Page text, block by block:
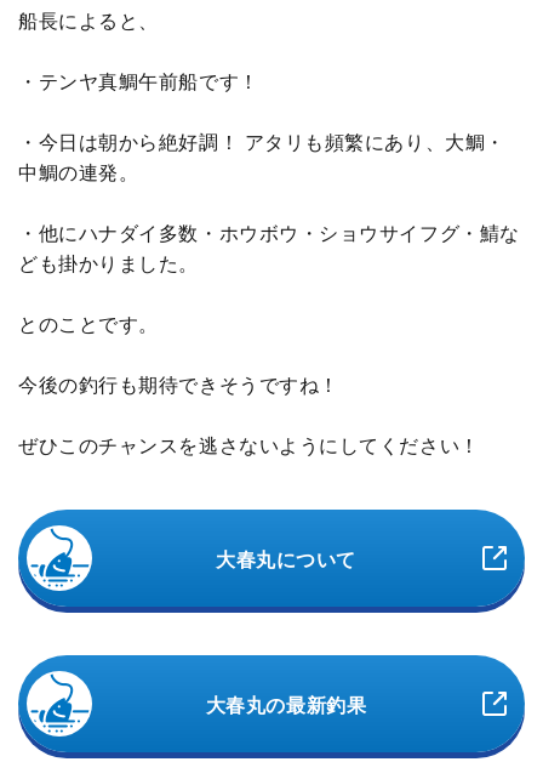
船長によると、
・テンヤ真鯛午前船です！
・今日は朝から絶好調！ アタリも頻繁にあり、大鯛・
中鯛の連発。
・他にハナダイ多数・ホウボウ・ショウサイフグ・鯖な
ども掛かりました。
とのことです。
今後の釣行も期待できそうですね！
ぜひこのチャンスを逃さないようにしてください！
大春丸について
大春丸の最新釣果